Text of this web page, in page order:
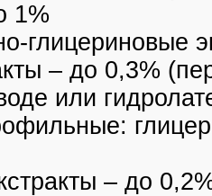
1%
глицериновые
– до 0,3%
или
– до